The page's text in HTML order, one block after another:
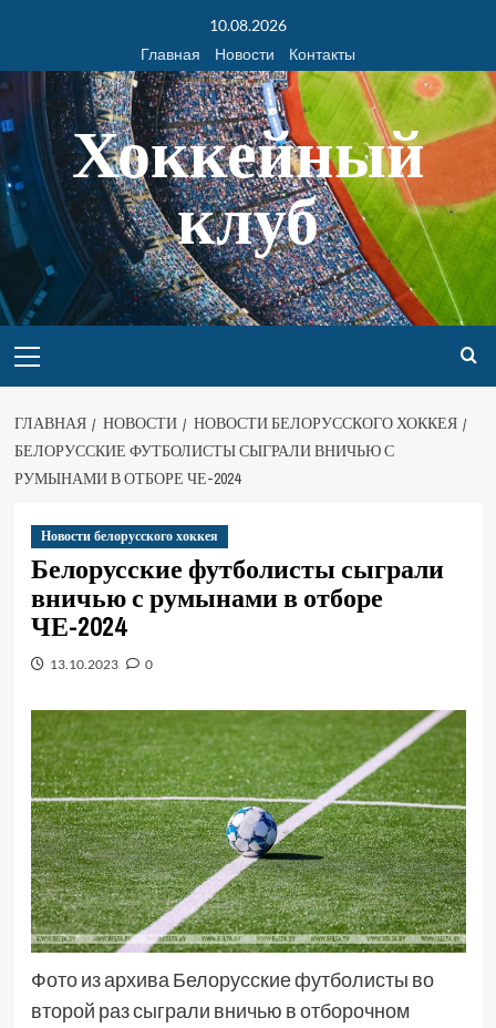
10.08.2026
Главная
Новости Контакты
Хоккейный
клуб
ГЛАВНАЯ НОВОСТИ
НОВОСТИ БЕЛОРУССКОГО ХОККЕЯ
БЕЛОРУССКИЕ ФУТБОЛИСТЫ СЫГРАЛИ ВНИЧЬЮ С
РУМЫНАМИ В ОТБОРЕ ЧЕ-2024
Новости белорусского хоккея
Белорусские футболисты сыграли
вничью с румынами в отборе
ЧЕ-2024
13.10.2023 0
Фото из архива Белорусские футболисты во
второй раз сыграли вничью в отборочном